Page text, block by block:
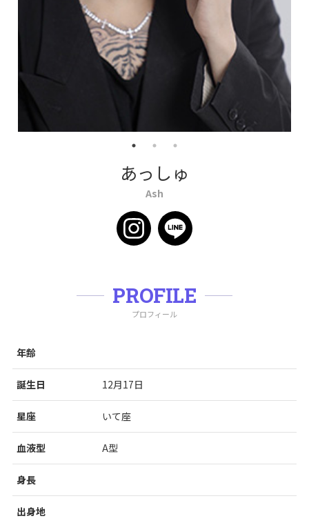
あっしゅ
Ash
PROFILE
プロフィール
年齢
誕生日 12月17日
星座 いて座
血液型 A型
身長
出身地